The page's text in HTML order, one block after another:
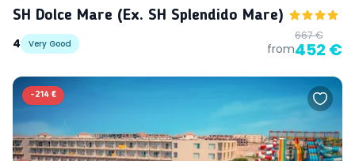
SH Dolce Mare (ex. SH Splendido Mare)
4
Very Good from
667 €
452 €
-214 €